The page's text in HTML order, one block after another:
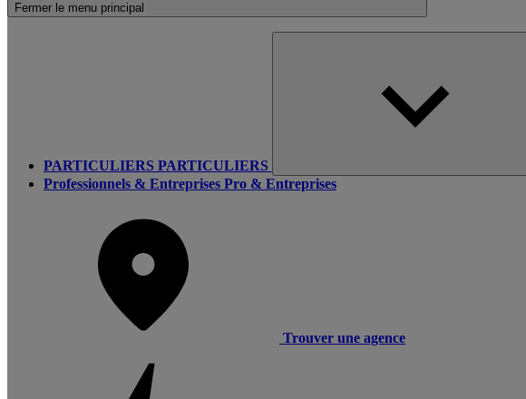
Fermer le menu principal
PARTICULIERS PARTICULIERS
Professionnels & Entreprises Pro & Entreprises
Trouver une agence